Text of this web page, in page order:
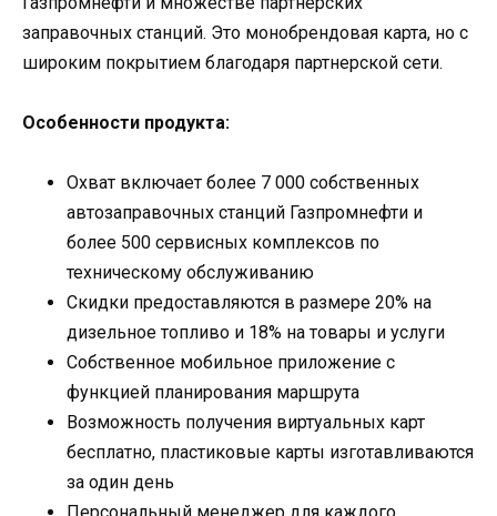
заправочных станций. Это монобрендовая карта, но с
широким покрытием благодаря партнерской сети.
Особенности продукта:
Охват включает более 7 000 собственных
автозаправочных станций Газпромнефти и
более 500 сервисных комплексов по
техническому обслуживанию
Скидки предоставляются в размере 20% на
дизельное топливо и 18% на товары и услуги
Собственное мобильное приложение с
функцией планирования маршрута
Возможность получения виртуальных карт
бесплатно, пластиковые карты изготавливаются
за один день